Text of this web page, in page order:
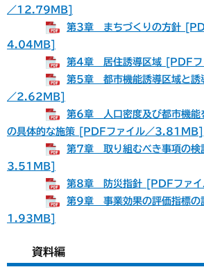
／12.79MB]
第3章 まちづくりの方針
4.04MB]
第4章 居住誘導区域 [PDF
第5章 都市機能誘導区域と誘
／2.62MB]
第6章 人口密度及び都市機能
の具体的な施策 [PDFファイル／3.81MB]
第7章 取り組むべき事項の検
3.51MB]
第8章 防災指針 [PDFファ
第9章 事業効果の評価指標の
1.93MB]
資料編